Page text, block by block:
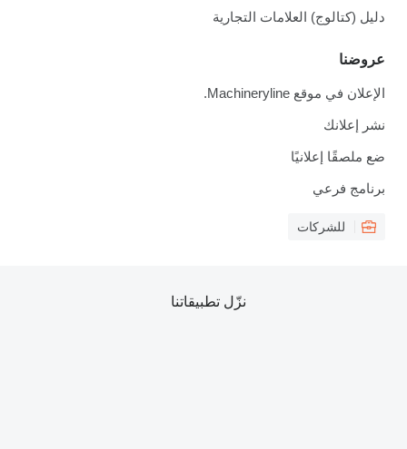
دليل (كتالوج) العلامات التجارية
عروضنا
الإعلان في موقع Machineryline.
نشر إعلانك
ضع ملصقًا إعلانيًا
برنامج فرعي
للشركات
نزّل تطبيقاتنا